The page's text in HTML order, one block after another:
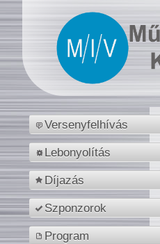
Versenyfelhívás
Lebonyolítás
Díjazás
Szponzorok
Program